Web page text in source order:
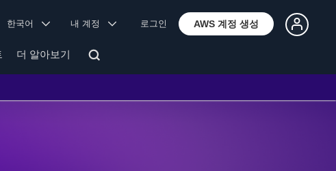
한국어 내 계정 로그인 AWS 계정 생성
더 알아보기